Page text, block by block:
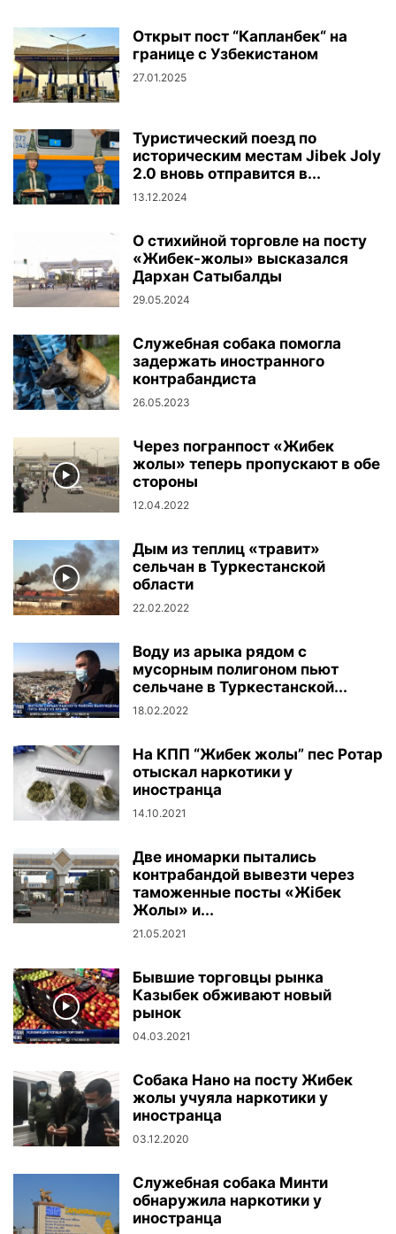
Открыт пост “Капланбек“ на
границе с Узбекистаном
27.01.2025
Туристический поезд по
историческим местам Jibek Joly
2.0 вновь отправится в...
13.12.2024
О стихийной торговле на посту
«Жибек-жолы» высказался
Дархан Сатыбалды
29.05.2024
Служебная собака помогла
задержать иностранного
контрабандиста
26.05.2023
Через погранпост «Жибек
жолы» теперь пропускают в обе
стороны
12.04.2022
Дым из теплиц «травит»
сельчан в Туркестанской
области
22.02.2022
Воду из арыка рядом с
мусорным полигоном пьют
сельчане в Туркестанской...
18.02.2022
На КПП “Жибек жолы” пес Ротар
отыскал наркотики у
иностранца
14.10.2021
Две иномарки пытались
контрабандой вывезти через
таможенные посты «Жібек
Жолы» и...
21.05.2021
Бывшие торговцы рынка
Казыбек обживают новый
рынок
04.03.2021
Собака Нано на посту Жибек
жолы учуяла наркотики у
иностранца
03.12.2020
Служебная собака Минти
обнаружила наркотики у
иностранца